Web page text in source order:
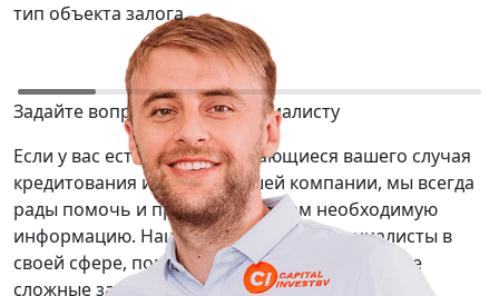
тип объекта залога.
Задайте вопрос нашему специалисту
Если у вас есть вопросы касающиеся вашего случая
кредитования или услуг нашей компании, мы всегда
рады помочь и предоставить вам необходимую
информацию. Наши сотрудники — специалисты в
своей сфере, помогут вам решить даже самые
сложные задачи.